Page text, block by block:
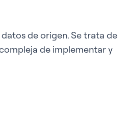
de origen. Se trata de
de implementar y